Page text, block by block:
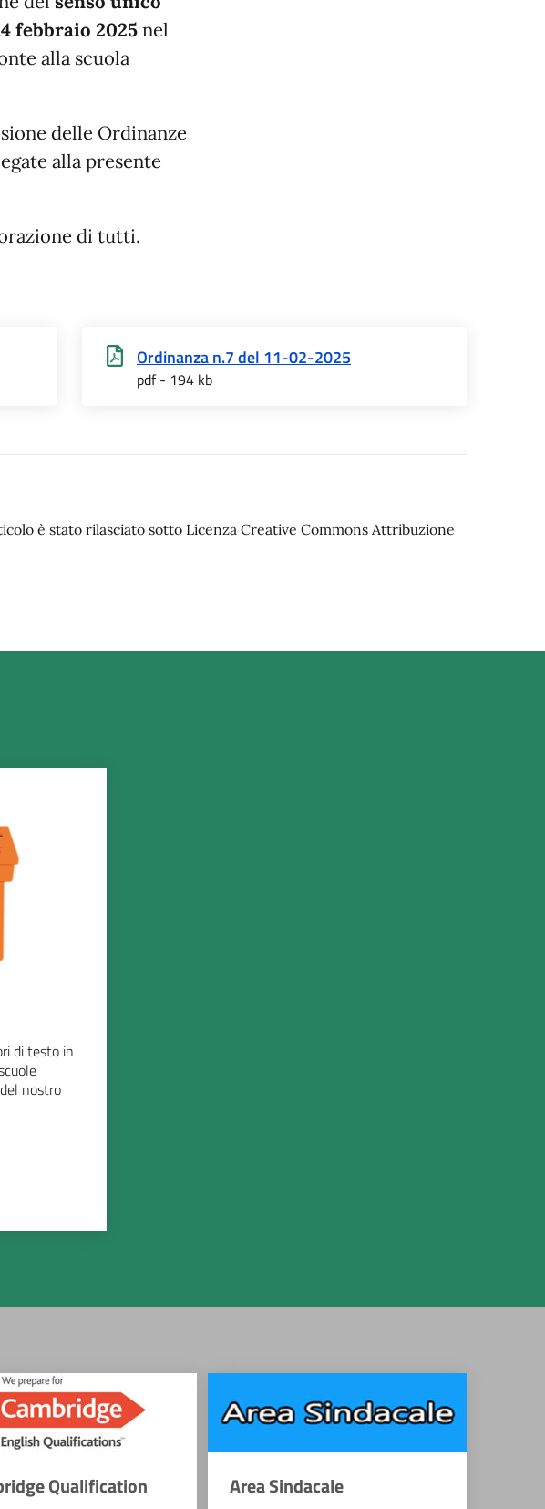
febbraio 2025nel
alla scuola
delle Ordinanze
alla presente
di tutti.
Ordinanza n.7 del 11-02-2025
pdf - 194 kb
è stato rilasciato sotto Licenza Creative Commons Attribuzione
di testo in
nostro
Qualification Area Sindacale